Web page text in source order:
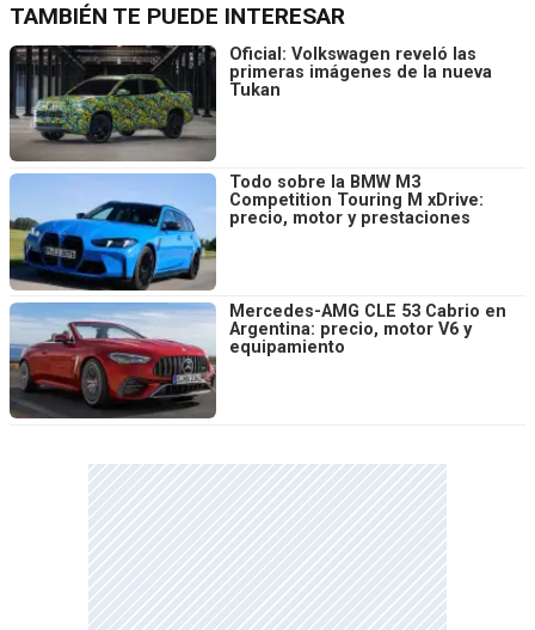
TAMBIÉN TE PUEDE INTERESAR
Oficial: Volkswagen reveló las
primeras imágenes de la nueva
Tukan
Todo sobre la BMW M3
Competition Touring M xDrive:
precio, motor y prestaciones
Mercedes-AMG CLE 53 Cabrio en
Argentina: precio, motor V6 y
equipamiento